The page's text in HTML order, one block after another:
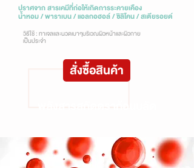
ปราศจาก สารเคมีที่ก่อให้เกิดการระคายเคือง
น้ำหอม / พาราเบน / แอลกอฮอล์ / ซิลิโคน / สเตียรอยด์
วิธีใช้ : ทาเจลและนวดเบาๆบริเวณผิวหน้าและผิวกาย
เป็นประจำ
สั่งซื้อสินค้า